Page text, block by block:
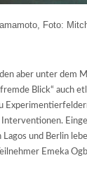
Foto:
aber unter dem
Blick“ auch
Lagos und Berlin
Emeka